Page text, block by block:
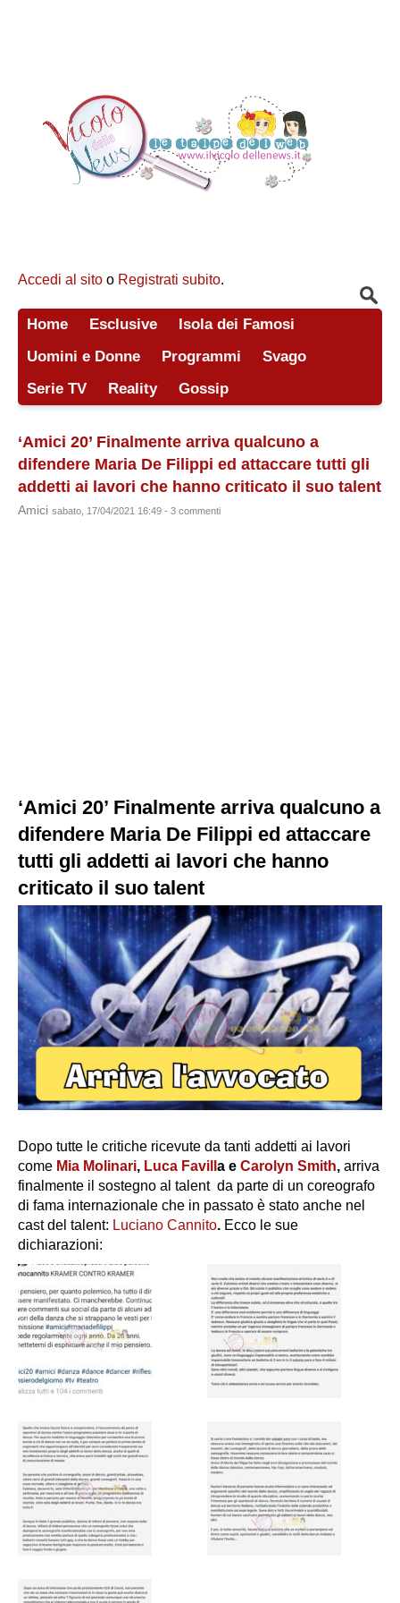
Accedi al sito o Registrati subito.
Home Esclusive
Isola dei Famosi
Uomini e Donne
Programmi
Svago
Serie TV
Reality Gossip
‘Amici 20’ Finalmente arriva qualcuno a
difendere Maria De Filippi ed attaccare tutti gli
addetti ai lavori che hanno criticato il suo talent
Amici sabato, 17/04/2021 16:49 - 3 commenti
‘Amici 20’ Finalmente arriva qualcuno a
difendere Maria De Filippi ed attaccare
tutti gli addetti ai lavori che hanno
criticato il suo talent
Dopo tutte le critiche ricevute da tanti addetti ai lavori
come Mia Molinari, Luca Favill a e Carolyn Smith, arriva
finalmente il sostegno al talent da parte di un coreografo
di fama internazionale che in passato è stato anche nel
cast del talent: Luciano Cannito. Ecco le sue
dichiarazioni: